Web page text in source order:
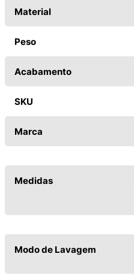
Material
Peso
Acabamento
SKU
Marca
Medidas
Modo de Lavagem